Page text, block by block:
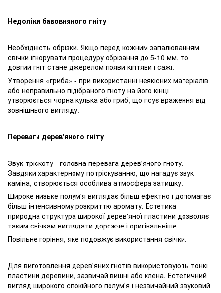
Недоліки бавовняного гніту
Необхідність обрізки. Якщо перед кожним запалюванням
свічки ігнорувати процедуру обрізання до 5-10 мм, то
довгий гніт стане джерелом появи кіптяви і сажі.
Утворення «гриба» - при використанні неякісних матеріалів
або неправильно підібраного гноту на його кінці
утворюється чорна кулька або гриб, що псує враження від
зовнішнього вигляду.
Переваги дерев'яного гніту
Звук тріскоту - головна перевага дерев'яного гноту.
Завдяки характерному потріскуванню, що нагадує звук
каміна, створюється особлива атмосфера затишку.
Широке низьке полум'я виглядає більш ефектно і допомагає
більш інтенсивному розкриттю аромату. Естетика -
природна структура широкої дерев'яної пластини дозволяє
таким свічкам виглядати дорожче і оригінальніше.
Повільне горіння, яке подовжує використання свічки.
Для виготовлення дерев'яних гнотів використовують тонкі
пластини деревини, зазвичай вишні або клена. Естетичний
вигляд широкого спокійного полум'я і незвичайний звуковий